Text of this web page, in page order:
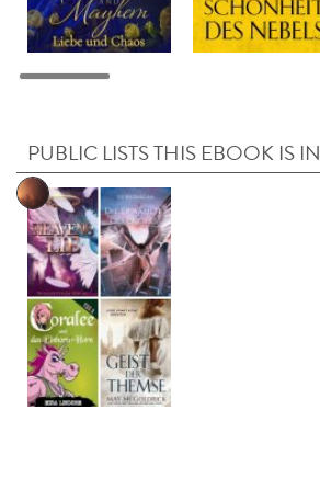
PUBLIC LISTS THIS EBOOK IS IN